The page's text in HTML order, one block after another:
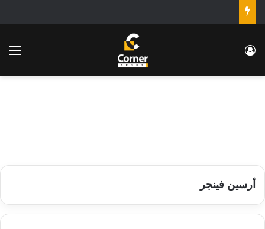
تسجيل الدخول
أرسين فينجر